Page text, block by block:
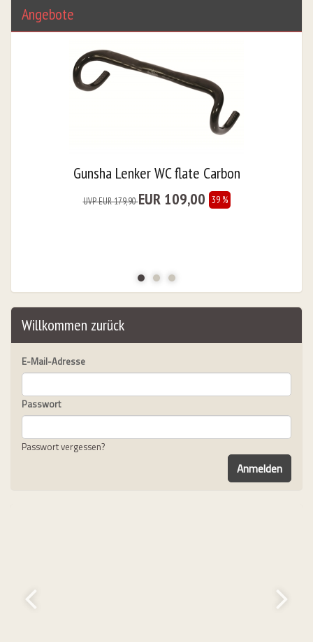
Angebote
Gunsha Lenker WC flate Carbon
UVP EUR 179,90EUR 109,00 39 %
Willkommen zurück
E-Mail-Adresse
Passwort
Passwort vergessen?